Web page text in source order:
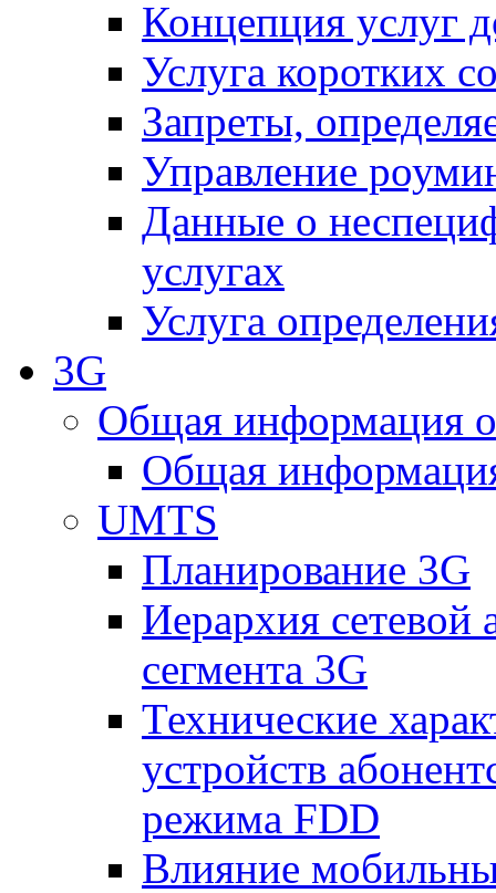
Концепция услуг
Услуга коротких
Запреты,
Управление
Данные о
услугах
Услуга
3G
Общая информация
Общая
UMTS
Планирование 3G
Иерархия сетевой
сегмента 3G
Технические
устройств
режима FDD
Влияние